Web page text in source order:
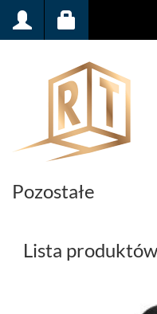
Pozostałe
Lista produktów